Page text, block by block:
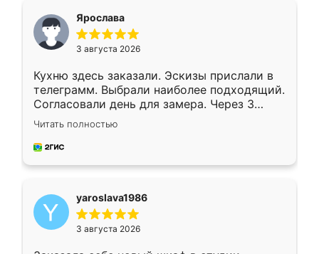
Ярослава
3 августа 2026
Кухню здесь заказали. Эскизы прислали в
телеграмм. Выбрали наиболее подходящий.
Согласовали день для замера. Через 3
недели кухня была уже готова. Остались
довольны работой. Спасибо Ренессанс
мебель за качественную работу!
Читать полностью
yaroslava1986
3 августа 2026